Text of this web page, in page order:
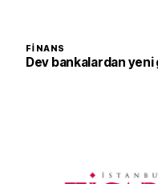
FINANS
Dev bankalardan